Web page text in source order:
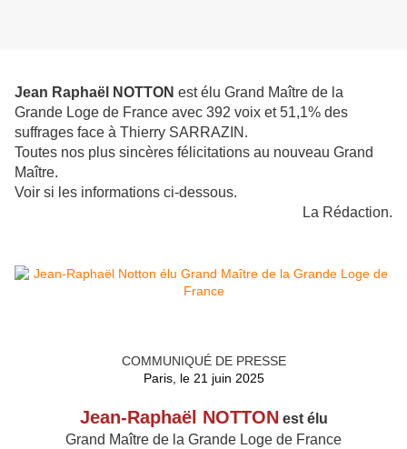
Jean Raphaël NOTTON est élu Grand Maître de la
Grande Loge de France avec 392 voix et 51,1% des
suffrages face à Thierry SARRAZIN.
Toutes nos plus sincères félicitations au nouveau Grand
Maître.
Voir si les informations ci-dessous.
La Rédaction.
COMMUNIQUÉ DE PRESSE
Paris, le 21 juin 2025
Jean-Raphaël NOTTON est élu
Grand Maître de la Grande Loge de France